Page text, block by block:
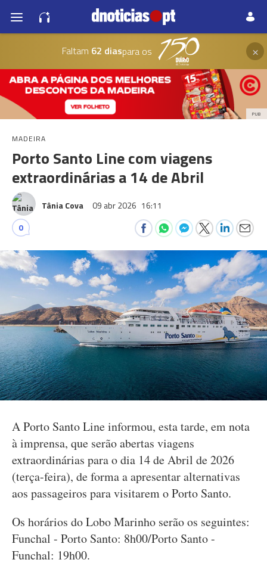
Faltam 62 diaspara os ×
PUB
MADEIRA
Porto Santo Line com viagens
extraordinárias a 14 de Abril
Tânia Cova 09 abr 2026 16:11
0
A Porto Santo Line informou, esta tarde, em nota
à imprensa, que serão abertas viagens
extraordinárias para o dia 14 de Abril de 2026
(terça-feira), de forma a apresentar alternativas
aos passageiros para visitarem o Porto Santo.
Os horários do Lobo Marinho serão os seguintes:
Funchal - Porto Santo: 8h00/Porto Santo -
Funchal: 19h00.